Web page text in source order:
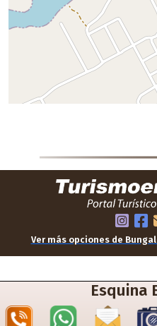
Ver más opciones de
Esquina